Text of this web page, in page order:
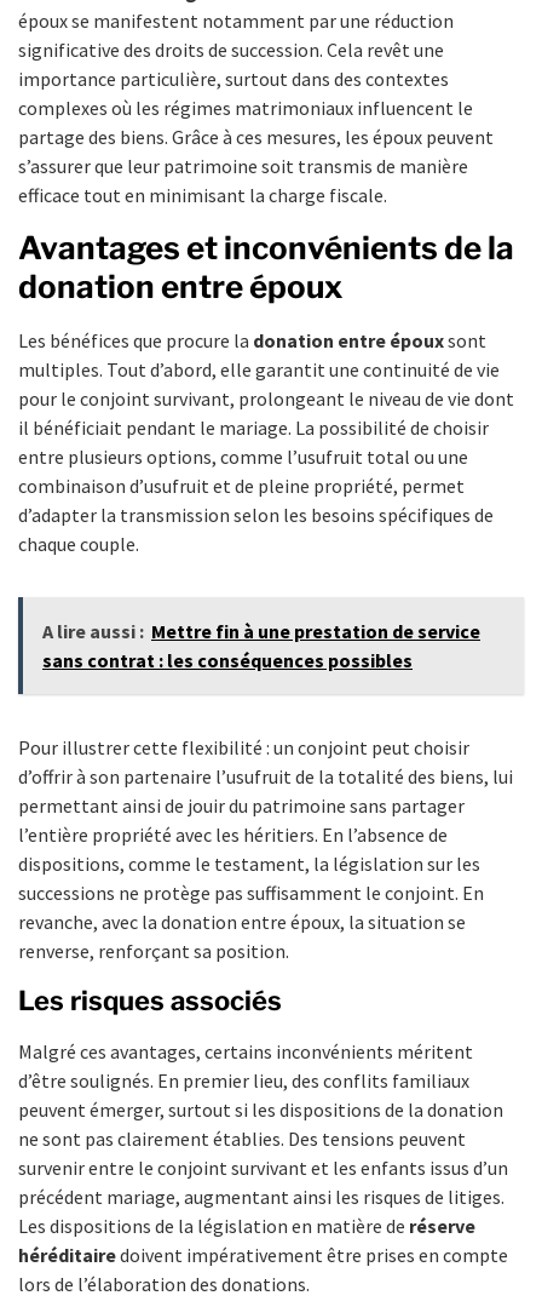
époux se manifestent notamment par une réduction
significative des droits de succession. Cela revêt une
importance particulière, surtout dans des contextes
complexes où les régimes matrimoniaux influencent le
partage des biens. Grâce à ces mesures, les époux peuvent
s’assurer que leur patrimoine soit transmis de manière
efficace tout en minimisant la charge fiscale.
Avantages et inconvénients de la
donation entre époux
Les bénéfices que procure la donation entre épouxsont
multiples. Tout d’abord, elle garantit une continuité de vie
pour le conjoint survivant, prolongeant le niveau de vie dont
il bénéficiait pendant le mariage. La possibilité de choisir
entre plusieurs options, comme l’usufruit total ou une
combinaison d’usufruit et de pleine propriété, permet
d’adapter la transmission selon les besoins spécifiques de
chaque couple.
A lire aussi : Mettre fin à une prestation de service
sans contrat : les conséquences possibles
Pour illustrer cette flexibilité : un conjoint peut choisir
d’offrir à son partenaire l’usufruit de la totalité des biens, lui
permettant ainsi de jouir du patrimoine sans partager
l’entière propriété avec les héritiers. En l’absence de
dispositions, comme le testament, la législation sur les
successions ne protège pas suffisamment le conjoint. En
revanche, avec la donation entre époux, la situation se
renverse, renforçant sa position.
Les risques associés
Malgré ces avantages, certains inconvénients méritent
d’être soulignés. En premier lieu, des conflits familiaux
peuvent émerger, surtout si les dispositions de la donation
ne sont pas clairement établies. Des tensions peuvent
survenir entre le conjoint survivant et les enfants issus d’un
précédent mariage, augmentant ainsi les risques de litiges.
Les dispositions de la législation en matière de réserve
héréditairedoivent impérativement être prises en compte
lors de l’élaboration des donations.